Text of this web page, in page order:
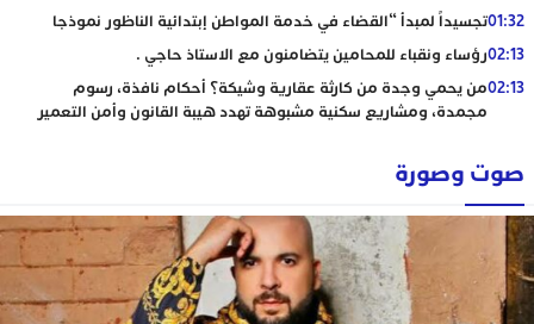
01:32تجسيداً لمبدأ “القضاء في خدمة المواطن إبتدائية الناظور نموذجا
02:13رؤساء ونقباء للمحامين يتضامنون مع الاستاذ حاجي .
02:13من يحمي وجدة من كارثة عقارية وشيكة؟ أحكام نافذة، رسوم
مجمدة، ومشاريع سكنية مشبوهة تهدد هيبة القانون وأمن التعمير
صوت وصورة